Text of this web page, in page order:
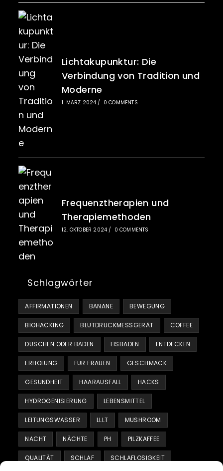
Lichtakupunktur: Die
Verbindung von Tradition und
Moderne
1. MÄRZ 2024 / 0 COMMENTS
Frequenztherapien und
Therapiemethoden
12. OKTOBER 2024 / 0 COMMENTS
Schlagwörter
AFFIRMATIONEN BANANE BEWEGUNG
BIOHACKING BLUTDRUCKMESSGERÄT COFFEE
DUSCHEN ODER BADEN EISBADEN ENTDECKEN
ERHOLUNG FÜR FRAUEN GESCHMACK
GESUNDHEIT HAARAUSFALL HACKS
HYDROGENISIERUNG LEBENSMITTEL
LEITUNGSWASSER LLLT MUSHROOM
NACHT NÄCHTE PH PILZKAFFEE
QUALITÄT SCHLAF SCHLAFLOSIGKEIT